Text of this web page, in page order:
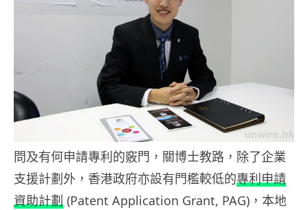
問及有何申請專利的竅門，關博士教路，除了企業
支援計劃外，香港政府亦設有門檻較低的專利申請
資助計劃 (Patent Application Grant, PAG)，本地